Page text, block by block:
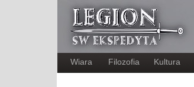
Wiara Filozofia Kultura